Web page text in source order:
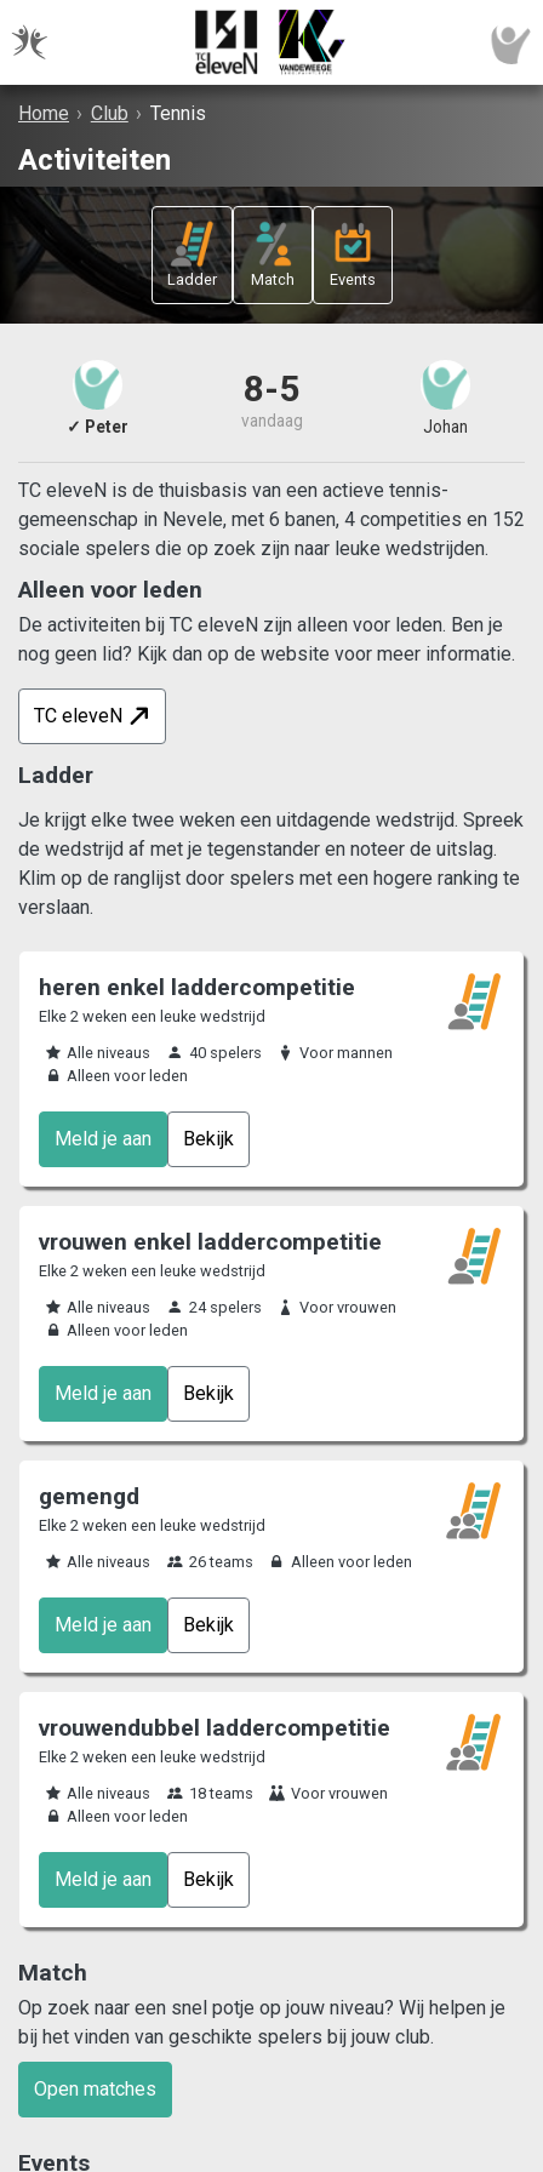
Home › Club › Tennis
Activiteiten
Ladder Match Events
✓ Peter
8-5
vandaag Johan
TC eleveN is de thuisbasis van een actieve tennis-
gemeenschap in Nevele, met 6 banen, 4 competities en 152
sociale spelers die op zoek zijn naar leuke wedstrijden.
Alleen voor leden
De activiteiten bij TC eleveN zijn alleen voor leden. Ben je
nog geen lid? Kijk dan op de website voor meer informatie.
TC eleveN
Ladder
Je krijgt elke twee weken een uitdagende wedstrijd. Spreek
de wedstrijd af met je tegenstander en noteer de uitslag.
Klim op de ranglijst door spelers met een hogere ranking te
verslaan.
heren enkel laddercompetitie
Elke 2 weken een leuke wedstrijd
Alle niveaus
40 spelers
Voor mannen
Alleen voor leden
Meld je aan Bekijk
vrouwen enkel laddercompetitie
Elke 2 weken een leuke wedstrijd
Alle niveaus
24 spelers
Voor vrouwen
Alleen voor leden
Meld je aan Bekijk
gemengd
Elke 2 weken een leuke wedstrijd
Alle niveaus
26 teams Alleen voor leden
Meld je aan Bekijk
vrouwendubbel laddercompetitie
Elke 2 weken een leuke wedstrijd
Alle niveaus
18 teams
Voor vrouwen
Alleen voor leden
Meld je aan Bekijk
Match
Op zoek naar een snel potje op jouw niveau? Wij helpen je
bij het vinden van geschikte spelers bij jouw club.
Open matches
Events